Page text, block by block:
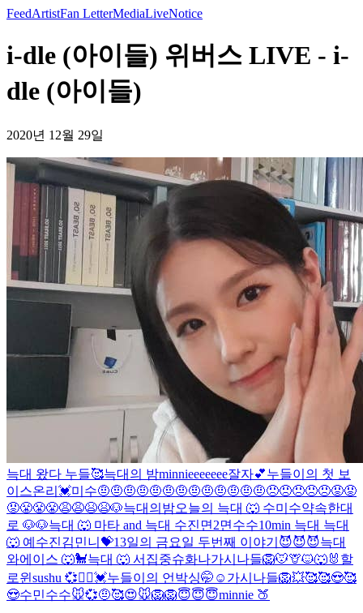
FeedArtistFan LetterMediaLiveNotice
i-dle (아이들) 위버스 LIVE - i-
dle (아이들)
2020년 12월 29일
늑대 왔다 누들🥰늑대의 밤minnieeeeeee잘자💕누들이의 첫 보
이스온리💓미수🤨🤨🤨🤨🤨🤨🤨🤨🤨🤨🤨🤨🤨😠😠😠😠😠😡😡
😡😤😤😤😩😩😫😫🐶늑대의밤오늘의 늑대 🐺 수미수약속한대
로 🐶🐶늑대 🐺 마타 and 늑대 수진 면2면 수수10min 늑대 늑대
🐺 예 수진김민니💝13일의 금요일 두번째 이야기😈😈😈늑대
와에이스 🐺🐩늑대 🐺 서집중슈화나가시나들🦁🐭🦒🐱🐺🐰할
로윈 sushu 💞👯‍♀️💓누들이의 언박싱🤭☺ 가시나들🦁💥🥰🥰😍🥰
😍수민수수🐭💞🤨🥰😍🐭🦁🦁😇😇😇minnie 🍑